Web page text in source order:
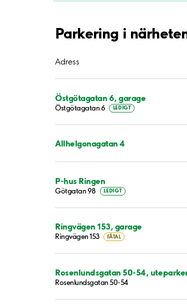
Parkering i
Adress
Östgötagatan 6, garage
Östgötagatan 6 LEDIGT
Allhelgonagatan 4
P-hus Ringen
Götgatan 98 LEDIGT
Ringvägen 153, garage
Ringvägen 153 FÅTAL
Rosenlundsgatan 50-54,
Rosenlundsgatan 50-54